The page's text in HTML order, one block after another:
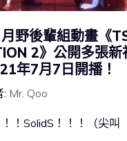
月野後輩組動畫《
2》公開多張新
年7月7日開播！
: Mr. Qoo
！SolidS！！！（尖叫